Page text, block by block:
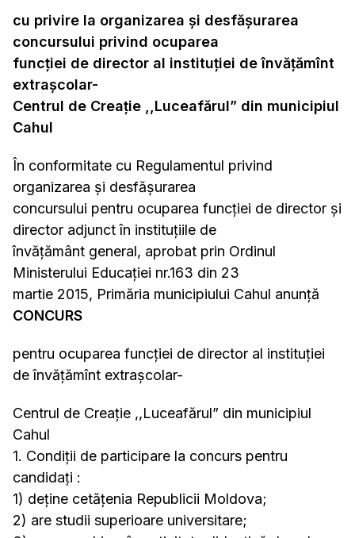
сu privire la organizarea și desfăşurarea
concursului privind ocuparea
funcției de director al instituției de învățămînt
extrașcolar-
Centrul de Creație ,,Luceafărul” din municipiul
Cahul
În conformitate cu Regulamentul privind
organizarea și desfășurarea
concursului pentru ocuparea funcției de director și
director adjunct în instituțiile de
învățământ general, aprobat prin Ordinul
Ministerului Educației nr.163 din 23
martie 2015, Primăria municipiului Cahul anunță
CONCURS
pentru ocuparea funcţiei de director al instituției
de învățămînt extrașcolar-
Centrul de Creație ,,Luceafărul” din municipiul
Cahul
1. Condiţii de participare la concurs pentru
candidaţi :
1) deține cetățenia Republicii Moldova;
2) are studii superioare universitare;